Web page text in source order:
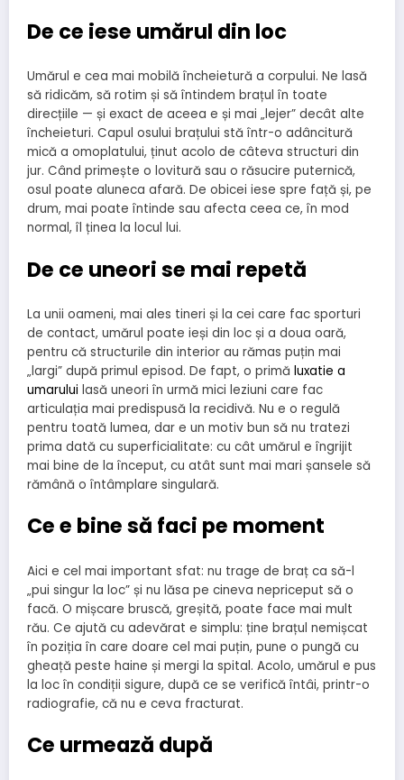
De ce iese umărul din loc
Umărul e cea mai mobilă încheietură a corpului. Ne lasă
să ridicăm, să rotim și să întindem brațul în toate
direcțiile — și exact de aceea e și mai „lejer” decât alte
încheieturi. Capul osului brațului stă într-o adâncitură
mică a omoplatului, ținut acolo de câteva structuri din
jur. Când primește o lovitură sau o răsucire puternică,
osul poate aluneca afară. De obicei iese spre față și, pe
drum, mai poate întinde sau afecta ceea ce, în mod
normal, îl ținea la locul lui.
De ce uneori se mai repetă
La unii oameni, mai ales tineri și la cei care fac sporturi
de contact, umărul poate ieși din loc și a doua oară,
pentru că structurile din interior au rămas puțin mai
„largi” după primul episod. De fapt, o primă luxatie a
umarului lasă uneori în urmă mici leziuni care fac
articulația mai predispusă la recidivă. Nu e o regulă
pentru toată lumea, dar e un motiv bun să nu tratezi
prima dată cu superficialitate: cu cât umărul e îngrijit
mai bine de la început, cu atât sunt mai mari șansele să
rămână o întâmplare singulară.
Ce e bine să faci pe moment
Aici e cel mai important sfat: nu trage de braț ca să-l
„pui singur la loc” și nu lăsa pe cineva nepriceput să o
facă. O mișcare bruscă, greșită, poate face mai mult
rău. Ce ajută cu adevărat e simplu: ține brațul nemișcat
în poziția în care doare cel mai puțin, pune o pungă cu
gheață peste haine și mergi la spital. Acolo, umărul e pus
la loc în condiții sigure, după ce se verifică întâi, printr-o
radiografie, că nu e ceva fracturat.
Ce urmează după